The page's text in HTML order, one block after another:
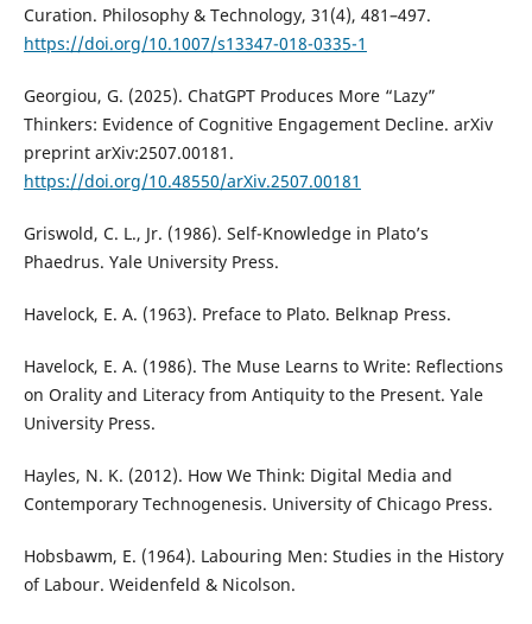
Curation. Philosophy & Technology, 31(4), 481–497.
https://doi.org/10.1007/s13347-018-0335-1
Georgiou, G. (2025). ChatGPT Produces More “Lazy”
Thinkers: Evidence of Cognitive Engagement Decline. arXiv
preprint arXiv:2507.00181.
https://doi.org/10.48550/arXiv.2507.00181
Griswold, C. L., Jr. (1986). Self-Knowledge in Plato’s
Phaedrus. Yale University Press.
Havelock, E. A. (1963). Preface to Plato. Belknap Press.
Havelock, E. A. (1986). The Muse Learns to Write: Reflections
on Orality and Literacy from Antiquity to the Present. Yale
University Press.
Hayles, N. K. (2012). How We Think: Digital Media and
Contemporary Technogenesis. University of Chicago Press.
Hobsbawm, E. (1964). Labouring Men: Studies in the History
of Labour. Weidenfeld & Nicolson.